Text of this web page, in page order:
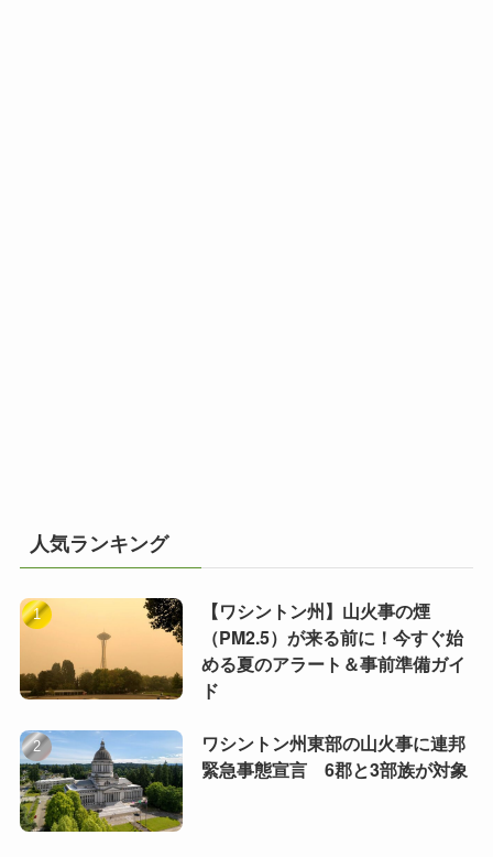
人気ランキング
【ワシントン州】山火事の煙
（PM2.5）が来る前に！今すぐ始
める夏のアラート＆事前準備ガイ
ド
ワシントン州東部の山火事に連邦
緊急事態宣言 6郡と3部族が対象